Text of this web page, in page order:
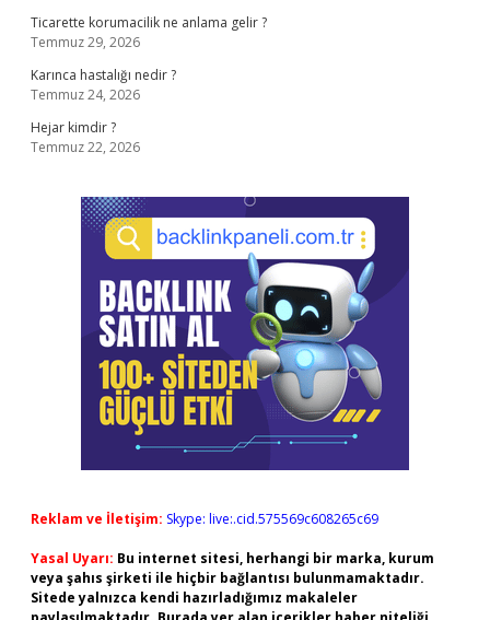
Ticarette korumacilik ne anlama gelir ?
Temmuz 29, 2026
Karınca hastalığı nedir ?
Temmuz 24, 2026
Hejar kimdir ?
Temmuz 22, 2026
Reklam ve İletişim: Skype: live:.cid.575569c608265c69
Yasal Uyarı: Bu internet sitesi, herhangi bir marka, kurum
veya şahıs şirketi ile hiçbir bağlantısı bulunmamaktadır.
Sitede yalnızca kendi hazırladığımız makaleler